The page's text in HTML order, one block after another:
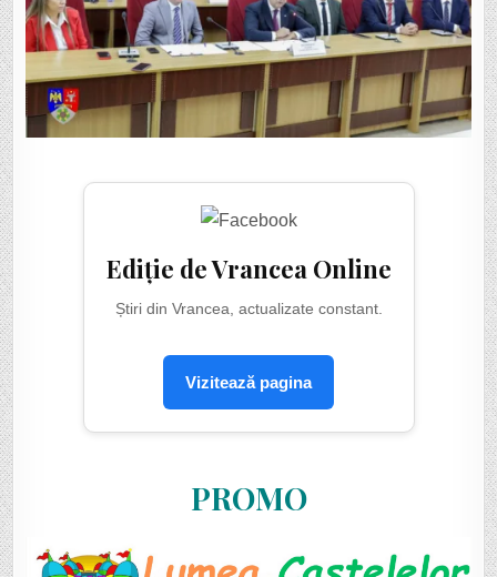
Ediție de Vrancea Online
Știri din Vrancea, actualizate constant.
Vizitează pagina
PROMO